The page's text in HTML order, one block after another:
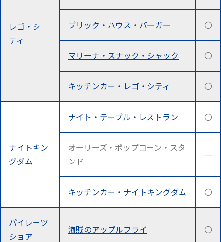
レゴ・シ
ティ
ブリック・ハウス・バーガー 〇
マリーナ・スナック・シャック 〇
キッチンカー・レゴ・シティ 〇
ナイトキン
グダム
ナイト・テーブル・レストラン 〇
オーリーズ・ポップコーン・スタ
ンド
―
キッチンカー・ナイトキングダム 〇
パイレーツ
ショア
海賊のアップルフライ 〇